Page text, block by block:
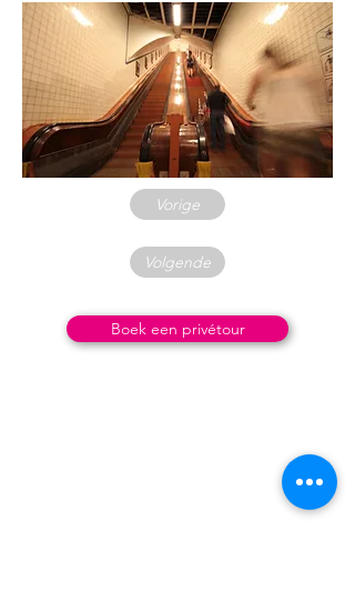
Vorige
Volgende
Boek een privétour